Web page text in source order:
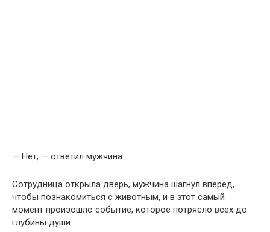
— Нет, — ответил мужчина.
Сотрудница открыла дверь, мужчина шагнул вперёд,
чтобы познакомиться с животным, и в этот самый
момент произошло событие, которое потрясло всех до
глубины души.